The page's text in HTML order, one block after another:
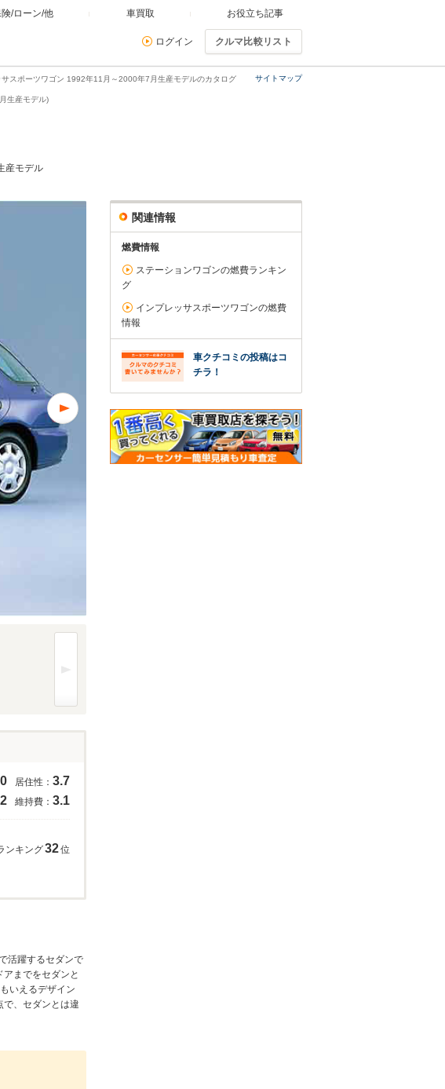
険/ローン/他 車買取 お役立ち記事
ログイン クルマ比較リスト
サイトマップ
サスポーツワゴン 1992年11月～2000年7月生産モデルのカタログ
生産モデル)
産モデル
居住性： 3.7
維持費： 3.1
ンキング32位
活躍するセダンで
までをセダンと
いえるデザイン
、セダンとは違
関連情報
燃費情報
ステーションワゴンの燃費ランキン
グ
インプレッサスポーツワゴンの燃費
情報
車クチコミの投稿はコ
チラ！